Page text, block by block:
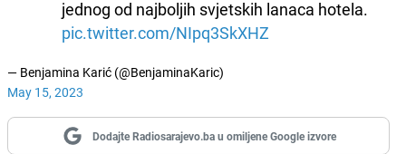
jednog od najboljih svjetskih lanaca hotela.
pic.twitter.com/NIpq3SkXHZ
— Benjamina Karić (@BenjaminaKaric)
May 15, 2023
Dodajte Radiosarajevo.ba u omiljene Google izvore